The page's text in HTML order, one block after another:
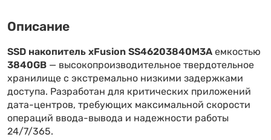
Описание
SSD накопитель xFusion SS46203840M3Aемкостью
3840GB — высокопроизводительное твердотельное
хранилище с экстремально низкими задержками
доступа. Разработан для критических приложений
дата-центров, требующих максимальной скорости
операций ввода-вывода и надежности работы
24/7/365.